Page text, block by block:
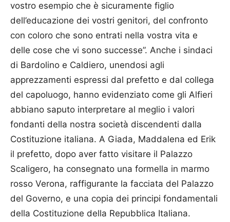
vostro esempio che è sicuramente figlio
dell’educazione dei vostri genitori, del confronto
con coloro che sono entrati nella vostra vita e
delle cose che vi sono successe”. Anche i sindaci
di Bardolino e Caldiero, unendosi agli
apprezzamenti espressi dal prefetto e dal collega
del capoluogo, hanno evidenziato come gli Alfieri
abbiano saputo interpretare al meglio i valori
fondanti della nostra società discendenti dalla
Costituzione italiana. A Giada, Maddalena ed Erik
il prefetto, dopo aver fatto visitare il Palazzo
Scaligero, ha consegnato una formella in marmo
rosso Verona, raffigurante la facciata del Palazzo
del Governo, e una copia dei principi fondamentali
della Costituzione della Repubblica Italiana.